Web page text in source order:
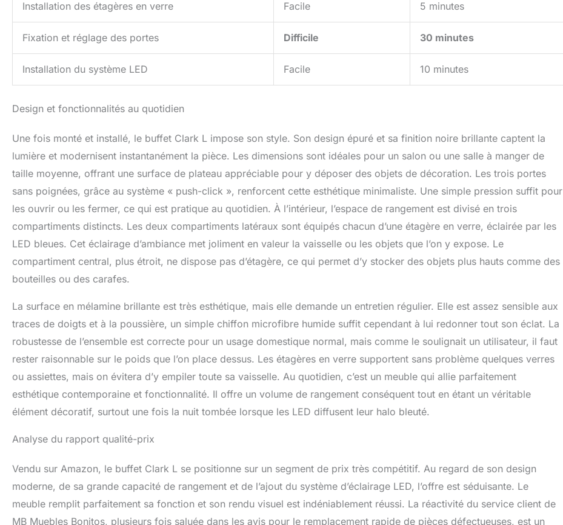
Installation des étagères en verre Facile 5 minutes
Fixation et réglage des portes Difficile 30 minutes
Installation du système LED Facile 10 minutes
Design et fonctionnalités au quotidien
Une fois monté et installé, le buffet Clark L impose son style. Son design épuré et sa finition noire brillante captent la
lumière et modernisent instantanément la pièce. Les dimensions sont idéales pour un salon ou une salle à manger de
taille moyenne, offrant une surface de plateau appréciable pour y déposer des objets de décoration. Les trois portes
sans poignées, grâce au système « push-click », renforcent cette esthétique minimaliste. Une simple pression suffit pour
les ouvrir ou les fermer, ce qui est pratique au quotidien. À l’intérieur, l’espace de rangement est divisé en trois
compartiments distincts. Les deux compartiments latéraux sont équipés chacun d’une étagère en verre, éclairée par les
LED bleues. Cet éclairage d’ambiance met joliment en valeur la vaisselle ou les objets que l’on y expose. Le
compartiment central, plus étroit, ne dispose pas d’étagère, ce qui permet d’y stocker des objets plus hauts comme des
bouteilles ou des carafes.
La surface en mélamine brillante est très esthétique, mais elle demande un entretien régulier. Elle est assez sensible aux
traces de doigts et à la poussière, un simple chiffon microfibre humide suffit cependant à lui redonner tout son éclat. La
robustesse de l’ensemble est correcte pour un usage domestique normal, mais comme le soulignait un utilisateur, il faut
rester raisonnable sur le poids que l’on place dessus. Les étagères en verre supportent sans problème quelques verres
ou assiettes, mais on évitera d’y empiler toute sa vaisselle. Au quotidien, c’est un meuble qui allie parfaitement
esthétique contemporaine et fonctionnalité. Il offre un volume de rangement conséquent tout en étant un véritable
élément décoratif, surtout une fois la nuit tombée lorsque les LED diffusent leur halo bleuté.
Analyse du rapport qualité-prix
Vendu sur Amazon, le buffet Clark L se positionne sur un segment de prix très compétitif. Au regard de son design
moderne, de sa grande capacité de rangement et de l’ajout du système d’éclairage LED, l’offre est séduisante. Le
meuble remplit parfaitement sa fonction et son rendu visuel est indéniablement réussi. La réactivité du service client de
MB Muebles Bonitos, plusieurs fois saluée dans les avis pour le remplacement rapide de pièces défectueuses, est un